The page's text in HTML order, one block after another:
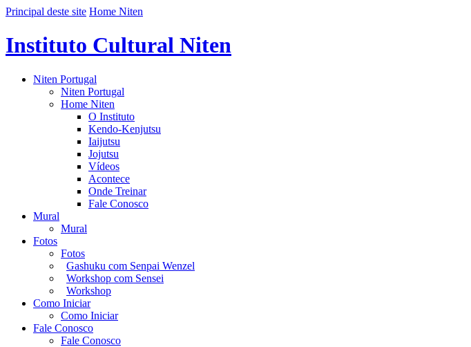
Principal deste site Home Niten
Instituto Cultural Niten
Niten Portugal
Niten Portugal
Home Niten
O Instituto
Kendo-Kenjutsu
Iaijutsu
Jojutsu
Vídeos
Acontece
Onde Treinar
Fale Conosco
Mural
Mural
Fotos
Fotos
Gashuku com Senpai Wenzel
Workshop com Sensei
Workshop
Como Iniciar
Como Iniciar
Fale Conosco
Fale Conosco